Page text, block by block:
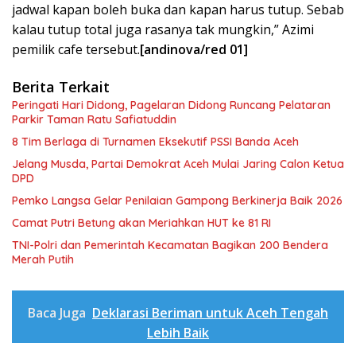
jadwal kapan boleh buka dan kapan harus tutup. Sebab
kalau tutup total juga rasanya tak mungkin,” Azimi
pemilik cafe tersebut.[andinova/red 01]
Berita Terkait
Peringati Hari Didong, Pagelaran Didong Runcang Pelataran
Parkir Taman Ratu Safiatuddin
8 Tim Berlaga di Turnamen Eksekutif PSSI Banda Aceh
Jelang Musda, Partai Demokrat Aceh Mulai Jaring Calon Ketua
DPD
Pemko Langsa Gelar Penilaian Gampong Berkinerja Baik 2026
Camat Putri Betung akan Meriahkan HUT ke 81 RI
TNI-Polri dan Pemerintah Kecamatan Bagikan 200 Bendera
Merah Putih
Baca Juga Deklarasi Beriman untuk Aceh Tengah
Lebih Baik